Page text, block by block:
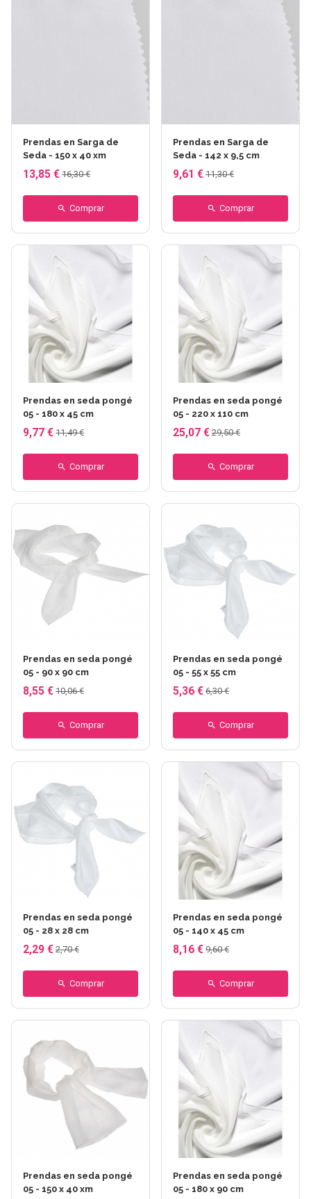
Prendas en Sarga de
Seda - 150 x 40 xm
13,85 € 16,30 €
Comprar
Prendas en Sarga de
Seda - 142 x 9,5 cm
9,61 € 11,30 €
Comprar
Prendas en seda pongé
05 - 180 x 45 cm
9,77 € 11,49 €
Comprar
Prendas en seda pongé
05 - 220 x 110 cm
25,07 € 29,50 €
Comprar
Prendas en seda pongé
05 - 90 x 90 cm
8,55 € 10,06 €
Comprar
Prendas en seda pongé
05 - 55 x 55 cm
5,36 € 6,30 €
Comprar
Prendas en seda pongé
05 - 28 x 28 cm
2,29 € 2,70 €
Comprar
Prendas en seda pongé
05 - 140 x 45 cm
8,16 € 9,60 €
Comprar
Prendas en seda pongé
05 - 150 x 40 xm
Prendas en seda pongé
05 - 180 x 90 cm